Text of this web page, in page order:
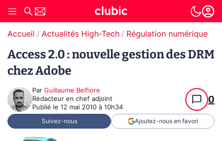
Accueil Actualités High-Tech Régulation numérique
Access 2.0 : nouvelle gestion des DRM
chez Adobe
Par Guillaume Belfiore
Rédacteur en chef adjoint
Publié le 12 mai 2010 à 10h34
0
Suivez-nous Ajoutez-nous en favori